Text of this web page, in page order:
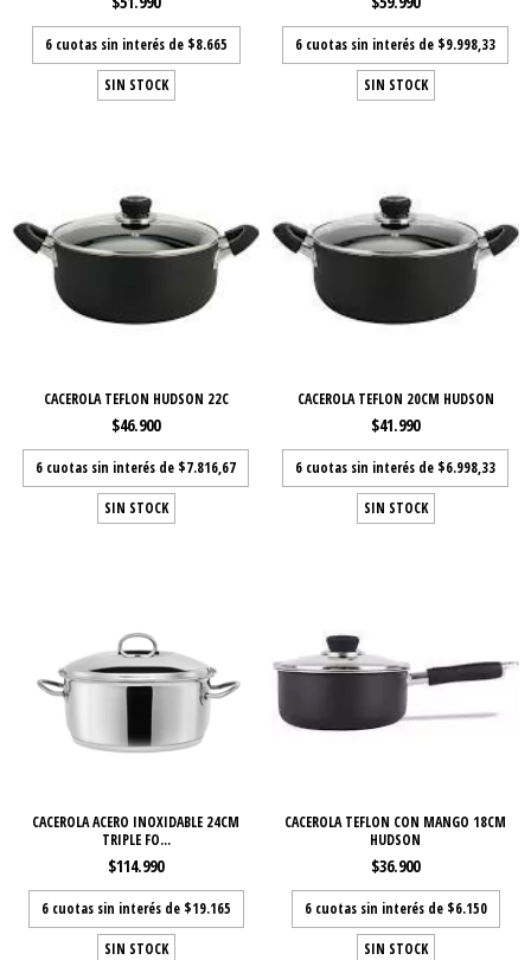
6 cuotas sin interés de $8.665
SIN STOCK
6 cuotas sin interés de $9.998,33
SIN STOCK
CACEROLA TEFLON HUDSON 22C
$46.900
6 cuotas sin interés de $7.816,67
SIN STOCK
CACEROLA TEFLON 20CM HUDSON
$41.990
6 cuotas sin interés de $6.998,33
SIN STOCK
CACEROLA ACERO INOXIDABLE 24CM
TRIPLE FO...
$114.990
6 cuotas sin interés de $19.165
SIN STOCK
CACEROLA TEFLON CON MANGO 18CM
HUDSON
$36.900
6 cuotas sin interés de $6.150
SIN STOCK